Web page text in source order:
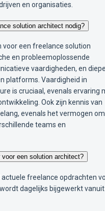
en organisaties.
solution architect nodig?
voor een freelance solution
en probleemoplossende
vaardigheden, en
platforms. Vaardigheid in
is cruciaal, evenals ervaring
Ook zijn kennis van
evenals het vermogen om
teams en
een solution architect?
freelance opdrachten
dagelijks bijgewerkt vanuit